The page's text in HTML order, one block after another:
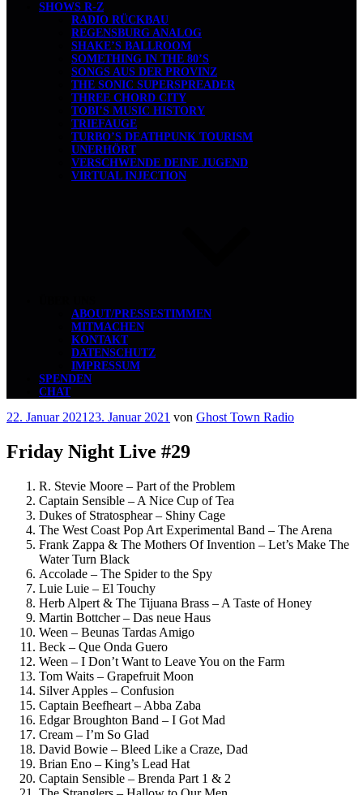
SHOWS R-Z
RADIO RÜCKBAU
REGENSBURG ANALOG
SHAKE’S BALLROOM
SOMETHING IN THE 80’S
SONGS AUS DER PROVINZ
THE SONIC SUPERSPREADER
THREE CHORD CITY
TOBI’S MUSIC HISTORY
TRIEFAUGE
TURBO’S DEATHPUNK TOURISM
UNERHÖRT
VERSCHWENDE DEINE JUGEND
VIRTUAL INJECTION
ABOUT/PRESSESTIMMEN
MITMACHEN
KONTAKT
DATENSCHUTZ
IMPRESSUM
SPENDEN
CHAT
Veröffentlicht
22. Januar 2021 23. Januar 2021 von Ghost Town Radio
Friday Night Live #29
R. Stevie Moore – Part of the Problem
Captain Sensible – A Nice Cup of Tea
Dukes of Stratosphear – Shiny Cage
The West Coast Pop Art Experimental Band – The Arena
Frank Zappa & The Mothers Of Invention – Let’s Make The
Water Turn Black
Accolade – The Spider to the Spy
Luie Luie – El Touchy
Herb Alpert & The Tijuana Brass – A Taste of Honey
Martin Bottcher – Das neue Haus
Ween – Beunas Tardas Amigo
Beck – Que Onda Guero
Ween – I Don’t Want to Leave You on the Farm
Tom Waits – Grapefruit Moon
Silver Apples – Confusion
Captain Beefheart – Abba Zaba
Edgar Broughton Band – I Got Mad
Cream – I’m So Glad
David Bowie – Bleed Like a Craze, Dad
Brian Eno – King’s Lead Hat
Captain Sensible – Brenda Part 1 & 2